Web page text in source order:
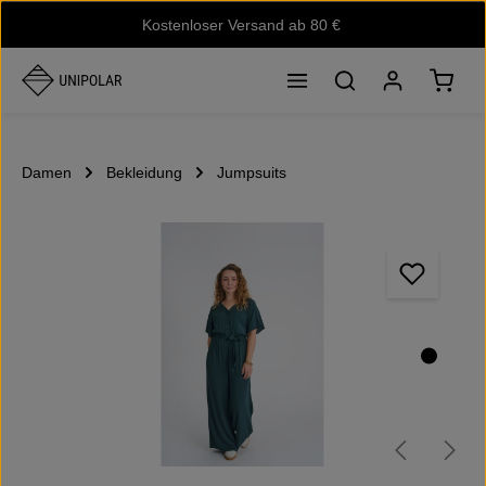
Zum Hauptinhalt springenKostenloser Versand ab 80 €
Damen Bekleidung Jumpsuits